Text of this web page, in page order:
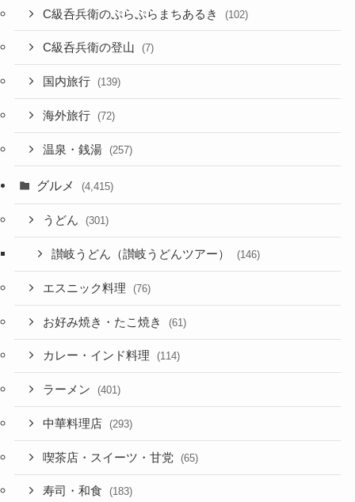
C級呑兵衛のぷらぷらまちあるき (102)
C級呑兵衛の登山 (7)
国内旅行 (139)
海外旅行 (72)
温泉・銭湯 (257)
グルメ (4,415)
うどん (301)
讃岐うどん（讃岐うどんツアー） (146)
エスニック料理 (76)
お好み焼き・たこ焼き (61)
カレー・インド料理 (114)
ラーメン (401)
中華料理店 (293)
喫茶店・スイーツ・甘党 (65)
寿司・和食 (183)